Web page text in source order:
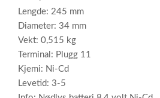
Lengde: 245 mm
Diameter: 34 mm
Vekt: 0,515 kg
Terminal: Plugg 11
Kjemi: Ni-Cd
Levetid: 3-5